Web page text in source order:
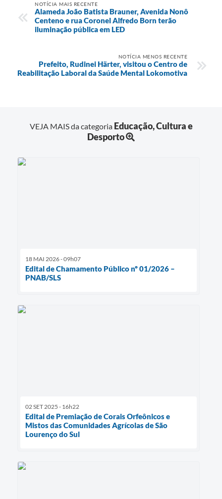
NOTÍCIA MAIS RECENTE
Alameda João Batista Brauner, Avenida Nonô
Centeno e rua Coronel Alfredo Born terão
iluminação pública em LED
NOTÍCIA MENOS RECENTE
Prefeito, Rudinei Härter, visitou o Centro de
Reabilitação Laboral da Saúde Mental Lokomotiva
VEJA MAIS da categoria Educação, Cultura e
Desporto
18 MAI 2026 - 09h07
Edital de Chamamento Público nº 01/2026 –
PNAB/SLS
02 SET 2025 - 16h22
Edital de Premiação de Corais Orfeônicos e
Mistos das Comunidades Agrícolas de São
Lourenço do Sul